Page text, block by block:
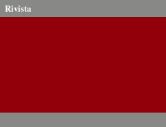
Rivista